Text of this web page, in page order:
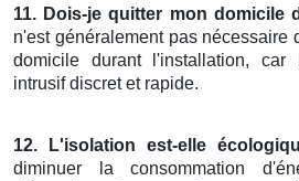
11. Dois-je quitter mon domicile
n'est généralement pas nécessaire
domicile durant l'installation,
intrusif discret et rapide.
12. L'isolation est-elle
diminuer la consommation